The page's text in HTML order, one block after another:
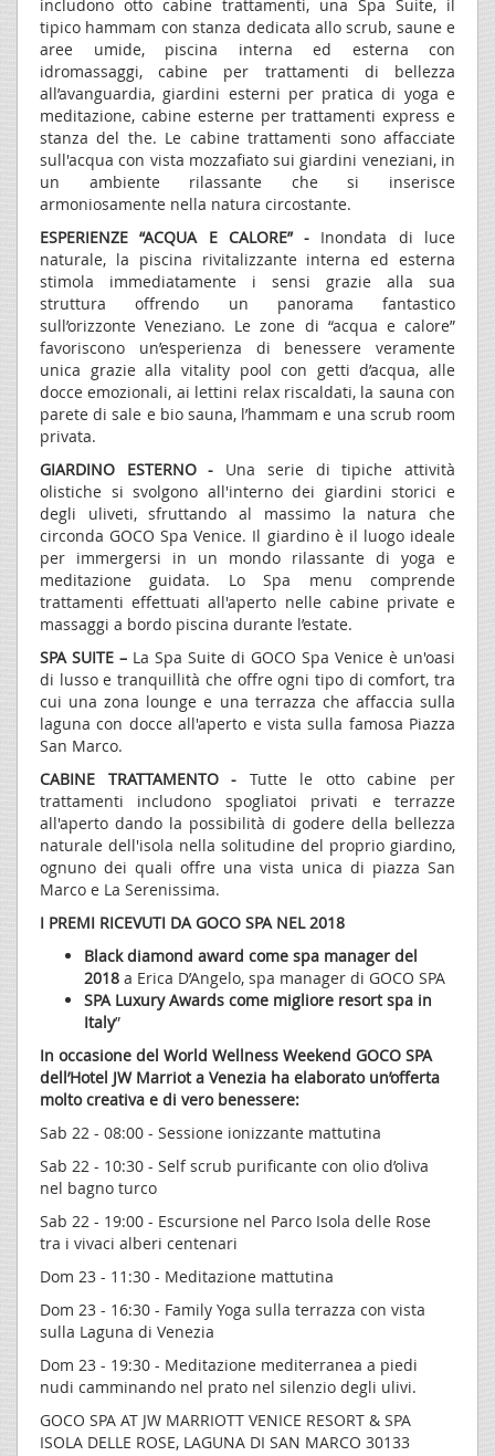
includono otto cabine trattamenti, una Spa Suite, il
tipico hammam con stanza dedicata allo scrub, saune e
aree umide, piscina interna ed esterna con
idromassaggi, cabine per trattamenti di bellezza
all’avanguardia, giardini esterni per pratica di yoga e
meditazione, cabine esterne per trattamenti express e
stanza del the. Le cabine trattamenti sono affacciate
sull'acqua con vista mozzafiato sui giardini veneziani, in
un ambiente rilassante che si inserisce
armoniosamente nella natura circostante.
ESPERIENZE “ACQUA E CALORE” - Inondata di luce
naturale, la piscina rivitalizzante interna ed esterna
stimola immediatamente i sensi grazie alla sua
struttura offrendo un panorama fantastico
sull’orizzonte Veneziano. Le zone di “acqua e calore”
favoriscono un’esperienza di benessere veramente
unica grazie alla vitality pool con getti d’acqua, alle
docce emozionali, ai lettini relax riscaldati, la sauna con
parete di sale e bio sauna, l’hammam e una scrub room
privata.
GIARDINO ESTERNO - Una serie di tipiche attività
olistiche si svolgono all'interno dei giardini storici e
degli uliveti, sfruttando al massimo la natura che
circonda GOCO Spa Venice. Il giardino è il luogo ideale
per immergersi in un mondo rilassante di yoga e
meditazione guidata. Lo Spa menu comprende
trattamenti effettuati all'aperto nelle cabine private e
massaggi a bordo piscina durante l’estate.
SPA SUITE – La Spa Suite di GOCO Spa Venice è un'oasi
di lusso e tranquillità che offre ogni tipo di comfort, tra
cui una zona lounge e una terrazza che affaccia sulla
laguna con docce all'aperto e vista sulla famosa Piazza
San Marco.
CABINE TRATTAMENTO - Tutte le otto cabine per
trattamenti includono spogliatoi privati e terrazze
all'aperto dando la possibilità di godere della bellezza
naturale dell'isola nella solitudine del proprio giardino,
ognuno dei quali offre una vista unica di piazza San
Marco e La Serenissima.
I PREMI RICEVUTI DA GOCO SPA NEL 2018
Black diamond award come spa manager del
2018 a Erica D’Angelo, spa manager di GOCO SPA
SPA Luxury Awards come migliore resort spa in
Italy”
In occasione del World Wellness Weekend GOCO SPA
dell’Hotel JW Marriot a Venezia ha elaborato un’offerta
molto creativa e di vero benessere:
Sab 22 - 08:00 - Sessione ionizzante mattutina
Sab 22 - 10:30 - Self scrub purificante con olio d’oliva
nel bagno turco
Sab 22 - 19:00 - Escursione nel Parco Isola delle Rose
tra i vivaci alberi centenari
Dom 23 - 11:30 - Meditazione mattutina
Dom 23 - 16:30 - Family Yoga sulla terrazza con vista
sulla Laguna di Venezia
Dom 23 - 19:30 - Meditazione mediterranea a piedi
nudi camminando nel prato nel silenzio degli ulivi.
GOCO SPA AT JW MARRIOTT VENICE RESORT & SPA
ISOLA DELLE ROSE, LAGUNA DI SAN MARCO 30133